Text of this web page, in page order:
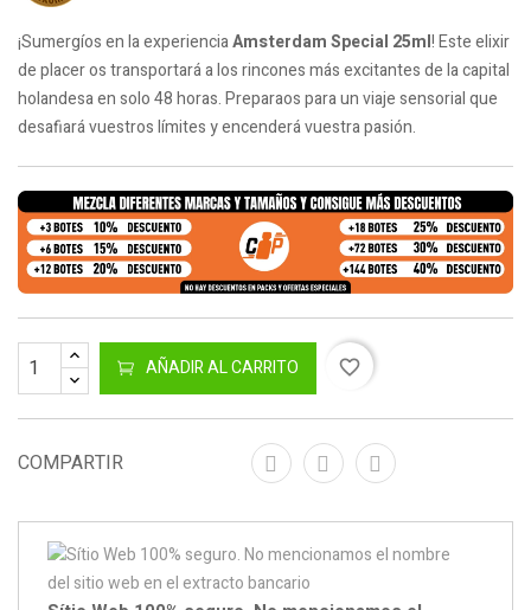
¡Sumergíos en la experienciaAmsterdam Special 25ml! Este elixir
de placer os transportará a los rincones más excitantes de la capital
holandesa en solo 48 horas. Preparaos para un viaje sensorial que
desafiará vuestros límites y encenderá vuestra pasión.
AÑADIR AL CARRITO favorite_border
COMPARTIR